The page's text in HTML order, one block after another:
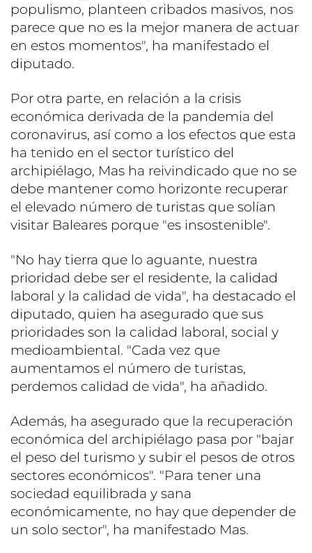
populismo, planteen cribados masivos, nos
parece que no es la mejor manera de actuar
en estos momentos", ha manifestado el
diputado.
Por otra parte, en relación a la crisis
económica derivada de la pandemia del
coronavirus, así como a los efectos que esta
ha tenido en el sector turístico del
archipiélago, Mas ha reivindicado que no se
debe mantener como horizonte recuperar
el elevado número de turistas que solían
visitar Baleares porque "es insostenible".
"No hay tierra que lo aguante, nuestra
prioridad debe ser el residente, la calidad
laboral y la calidad de vida", ha destacado el
diputado, quien ha asegurado que sus
prioridades son la calidad laboral, social y
medioambiental. "Cada vez que
aumentamos el número de turistas,
perdemos calidad de vida", ha añadido.
Además, ha asegurado que la recuperación
económica del archipiélago pasa por "bajar
el peso del turismo y subir el pesos de otros
sectores económicos". "Para tener una
sociedad equilibrada y sana
económicamente, no hay que depender de
un solo sector", ha manifestado Mas.